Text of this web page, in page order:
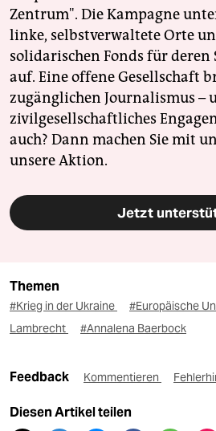
Zentrum". Die Kampagne
linke, selbstverwaltete Orte
solidarischen Fonds für deren
auf. Eine offene Gesellschaft
zugänglichen Journalismus –
zivilgesellschaftliches
auch? Dann machen Sie mit
unsere Aktion.
Jetzt
Themen
#Krieg in der Ukraine #Europäische
Lambrecht
#Annalena Baerbock
Feedback Kommentieren
Diesen Artikel teilen